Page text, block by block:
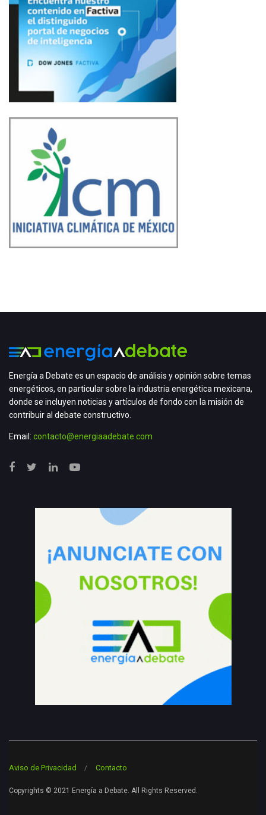
Energía a Debate es un espacio de análisis y opinión sobre temas
energéticos, en particular sobre la industria energética mexicana,
donde se incluyen noticias y artículos de fondo con la misión de
contribuir al debate constructivo.
Email: contacto@energiaadebate.com
Aviso de Privacidad Contacto
Copyrights © 2021 Energía a Debate. All Rights Reserved.